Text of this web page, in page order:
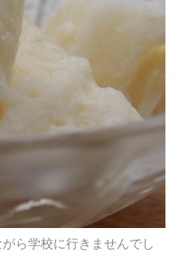
ら学校に行きませんでし